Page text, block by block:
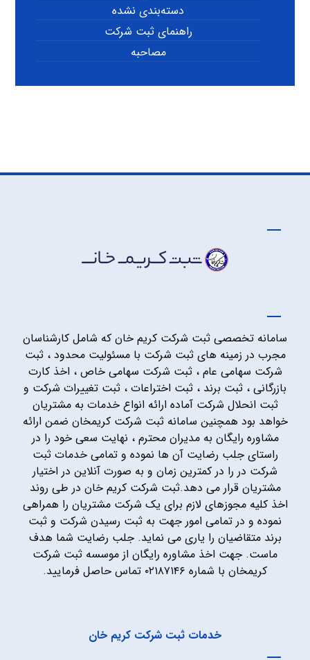
دسته‌بندی نشده
راهنمای ثبت شرکت
مصاحبه
سامانه تخصصی ثبت شرکت کریم خان که شامل کارشناسان
مجرب در زمینه های ثبت شرکت با مسئولیت محدود ، ثبت
شرکت سهامی عام ، ثبت شرکت سهامی خاص ، اخذ کارت
بازرگانی ، ثبت برند ، ثبت اختراعات ، ثبت تغییرات شرکت و
ثبت انحلال شرکت آماده ارائه انواع خدمات به مشتریان
خواهد بود همچنین سامانه ثبت شرکت کریمخان ضمن ارائه
مشاوره رایگان به مدیران محترم ، نهایت سعی خود را در
راستای جلب رضایت آن ها نموده و تمامی خدمات ثبت
شرکت در را در کمترین زمان و به صورت آنلاین در اختیار
مشتریان قرار می دهد.ثبت شرکت کریم خان در طی روند
اخذ کلیه مجوزهای لازم برای یک شرکت مشتریان را همراهی
نموده و در تمامی امور جهت به ثبت رسیدن شرکت و ثبت
برند متقاضیان را یاری می نماید. جلب رضایت شما هدف
ماست. جهت اخذ مشاوره رایگان از موسسه ثبت شرکت
کریمخان با شماره ۰۲۱۸۷۱۴۶ تماس حاصل فرمایید.
خدمات ثبت شرکت کریم خان